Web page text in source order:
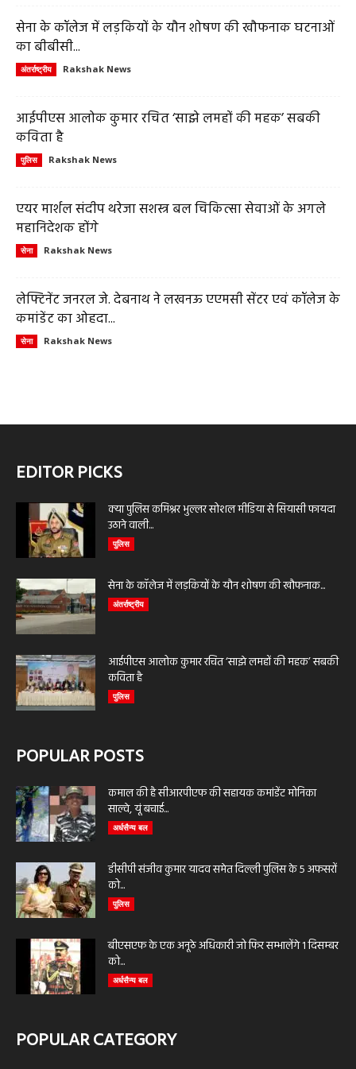
सेना के कॉलेज में लड़कियों के यौन शोषण की खौफनाक घटनाओं
का बीबीसी...
अंतर्राष्ट्रीय Rakshak News
आईपीएस आलोक कुमार रचित ‘साझे लमहों की महक’ सबकी
कविता है
पुलिस Rakshak News
एयर मार्शल संदीप थरेजा सशस्त्र बल चिकित्सा सेवाओं के अगले
महानिदेशक होंगे
सेना Rakshak News
लेफ्टिनेंट जनरल जे. देबनाथ ने लखनऊ एएमसी सेंटर एवं कॉलेज के
कमांडेंट का ओहदा...
सेना Rakshak News
EDITOR PICKS
क्या पुलिस कमिश्नर भुल्लर सोशल मीडिया से सियासी फायदा
उठाने वाली...
पुलिस
सेना के कॉलेज में लड़कियों के यौन शोषण की खौफनाक...
अंतर्राष्ट्रीय
आईपीएस आलोक कुमार रचित ‘साझे लमहों की महक’ सबकी
कविता है
पुलिस
POPULAR POSTS
कमाल की है सीआरपीएफ की सहायक कमांडेंट मोनिका
साल्वे, यूं बचाई...
अर्धसैन्य बल
डीसीपी संजीव कुमार यादव समेत दिल्ली पुलिस के 5 अफसरों
को...
पुलिस
बीएसएफ के एक अनूठे अधिकारी जो फिर सम्भालेंगे 1 दिसम्बर
को...
अर्धसैन्य बल
POPULAR CATEGORY